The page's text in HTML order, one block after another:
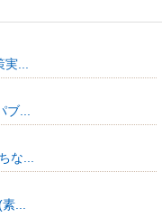
...
ブ...
な...
...